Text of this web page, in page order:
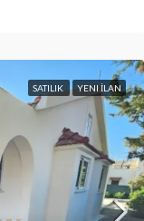
SATILIK YENI İLAN